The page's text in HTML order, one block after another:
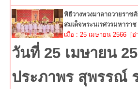
พิธีวางพวงมาลาถวายราช
สมเด็จพระนเรศวรมหาราช
เมื่อ : 25 เมษายน 2566 [อ่
วันที่ 25 เมษายน
ประภาพร สุพรรณ์